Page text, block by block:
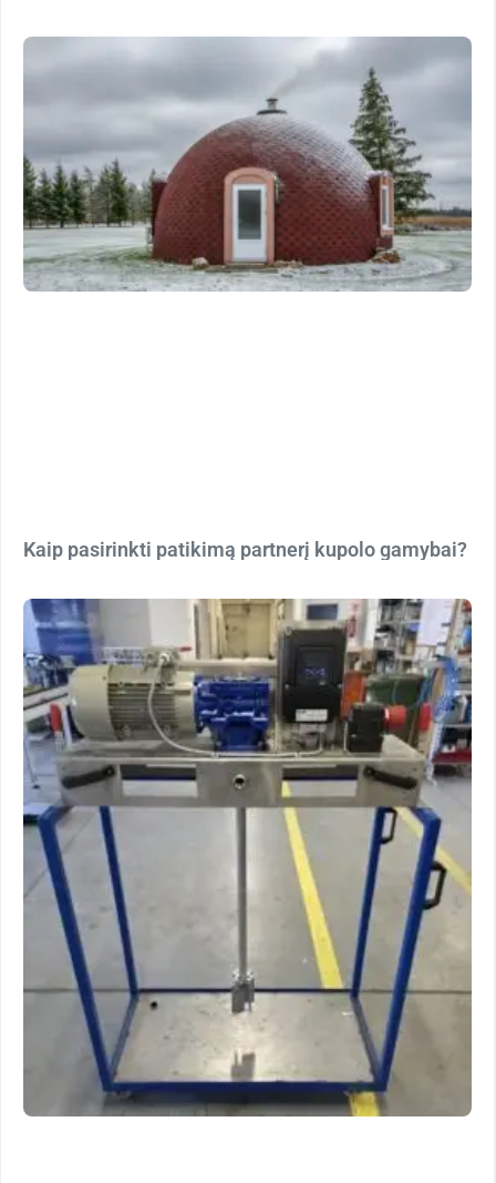
Kaip pasirinkti patikimą partnerį kupolo gamybai?